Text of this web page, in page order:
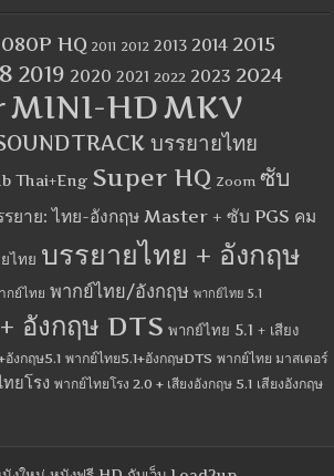
HQ 2011 2012 2013 2014 2015
2019 2020 2021 2022 2023 2024
MINI-HDMKV
บรรยายไทย
Thai+Eng Super HQ Zoom ซับ
รยาย: ไทย-อังกฤษ Master + ซับ PGS คม
ไทย บรรยายไทย + อังกฤษ
กย์ไทย พากย์ไทย/อังกฤษ พากย์ไทย 5.1
อังกฤษ DTS พากย์ไทย 5.1 + เสียง
อังกฤษ5.1 พากย์ไทย5.1+อังกฤษDTS พากย์ไทย มาสเตอร์
ยโรง พากย์ไทยโรง 2.0 + เสียงอังกฤษ 5.1 เสียงอังกฤษ